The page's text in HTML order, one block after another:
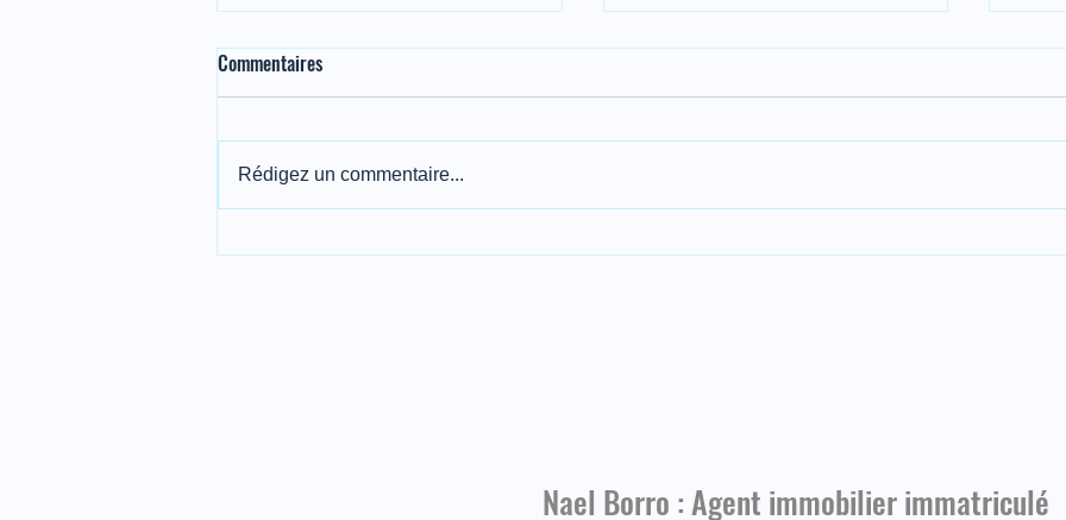
🔒 Sécurisez au maximum l'achat
🤔 Saviez-vous qu'il existe des
Commentaires
Rédigez un commentaire...
Nael Borro : Agent immobilier immatriculé